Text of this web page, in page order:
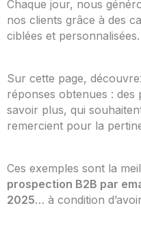
Chaque jour, nous
nos clients grâce à des
ciblées et personnalisées.
Sur cette page,
réponses obtenues : des
savoir plus, qui
remercient pour la
Ces exemples sont la
prospection B2B par
2025… à condition